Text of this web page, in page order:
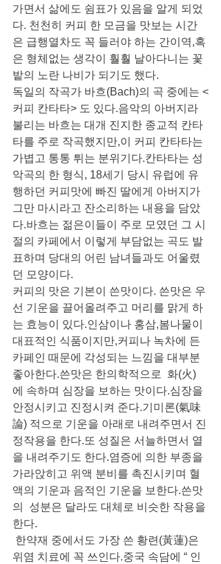
가면서 삶에도 쉼표가 있음을 알게 되었
다. 천천히 커피 한 모금을 맛보는 시간
은 급행열차도 꼭 들러야 하는 간이역,혹
은 형체없는 생각이 훨훨 날아다니는 꽃
밭의 노란 나비가 되기도 했다.
독일의 작곡가 바흐(Bach)의 곡 중에는 <
커피 칸타타> 도 있다.음악의 아버지라
불리는 바흐는 대개 진지한 종교적 칸타
타를 주로 작곡했지만,이 커피 칸타타는
가볍고 통통 튀는 분위기다.칸타타는 성
악곡의 한 형식, 18세기 당시 유럽에 유
행하던 커피맛에 빠진 딸에게 아버지가
그만 마시라고 잔소리하는 내용을 담았
다.바흐는 젊은이들이 주로 모였던 그 시
절의 카페에서 이렇게 부담없는 곡도 발
표하며 당대의 어린 남녀들과도 어울렸
던 모양이다.
커피의 맛은 기본이 쓴맛이다. 쓴맛은 우
선 기운을 끌어올려주고 머리를 맑게 하
는 효능이 있다.인삼이나 홍삼,봄나물이
대표적인 식품이지만,커피나 녹차에 든
카페인 때문에 각성되는 느낌을 대부분
좋아한다.쓴맛은 한의학적으로  화(火)
에 속하며 심장을 보하는 맛이다.심장을
안정시키고 진정시켜 준다.기미론(氣味
論) 적으로 기운을 아래로 내려주면서 진
정작용을 한다.또 성질은 서늘하면서 열
을 내려주기도 한다.염증에 의한 부종을
가라앉히고 위액 분비를 촉진시키며 혈
액의 기운과 음적인 기운을 보한다.쓴맛
의  성분은 달라도 대체로 비슷한 작용을
한다.
위염 치료에 꼭 쓰인다.중국 속담에 “ 인